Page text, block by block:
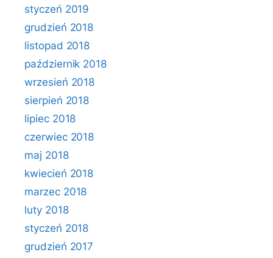
styczeń 2019
grudzień 2018
listopad 2018
październik 2018
wrzesień 2018
sierpień 2018
lipiec 2018
czerwiec 2018
maj 2018
kwiecień 2018
marzec 2018
luty 2018
styczeń 2018
grudzień 2017